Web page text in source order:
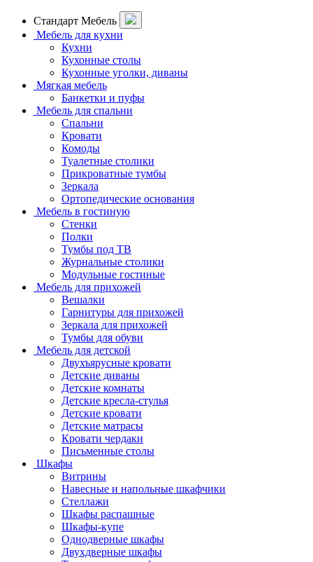
Стандарт Мебель
Мебель для кухни
Кухни
Кухонные столы
Кухонные уголки, диваны
Мягкая мебель
Банкетки и пуфы
Мебель для спальни
Спальни
Кровати
Комоды
Туалетные столики
Прикроватные тумбы
Зеркала
Ортопедические основания
Мебель в гостиную
Стенки
Полки
Тумбы под ТВ
Журнальные столики
Модульные гостиные
Мебель для прихожей
Вешалки
Гарнитуры для прихожей
Зеркала для прихожей
Тумбы для обуви
Мебель для детской
Двухъярусные кровати
Детские диваны
Детские комнаты
Детские кресла-стулья
Детские кровати
Детские матрасы
Кровати чердаки
Письменные столы
Шкафы
Витрины
Навесные и напольные шкафчики
Стеллажи
Шкафы распашные
Шкафы-купе
Однодверные шкафы
Двухдверные шкафы